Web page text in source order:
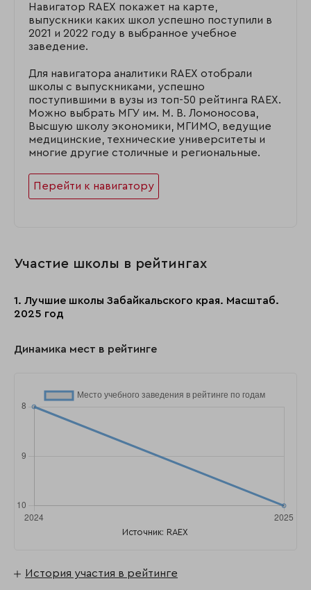
Навигатор RAEX покажет на карте,
выпускники каких школ успешно поступили в
2021 и 2022 году в выбранное учебное
заведение.
Для навигатора аналитики RAEX отобрали
школы с выпускниками, успешно
поступившими в вузы из топ-50 рейтинга RAEX.
Можно выбрать МГУ им. М. В. Ломоносова,
Высшую школу экономики, МГИМО, ведущие
медицинские, технические университеты и
многие другие столичные и региональные.
Перейти к навигатору
Участие школы в рейтингах
1. Лучшие школы Забайкальского края. Масштаб.
2025 год
Динамика мест в рейтинге
Источник: RAEX
История участия в рейтинге